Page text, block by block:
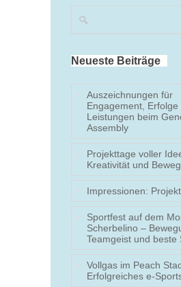
Neueste Beiträge
Auszeichnungen für
Engagement, Erfolge
Leistungen beim
Assembly
Projekttage voller
Kreativität und
Impressionen:
Sportfest auf dem
Scherbelino –
Teamgeist und beste
Vollgas im Peach
Erfolgreiches e-